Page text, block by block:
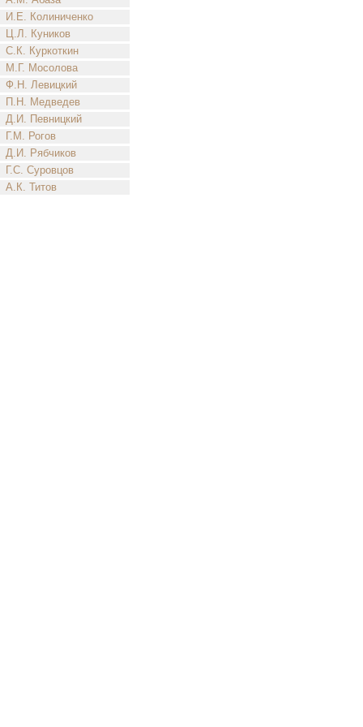
И.Е. Колиниченко
Ц.Л. Куников
С.К. Куркоткин
М.Г. Мосолова
Ф.Н. Левицкий
П.Н. Медведев
Д.И. Певницкий
Г.М. Рогов
Д.И. Рябчиков
Г.С. Суровцов
А.К. Титов